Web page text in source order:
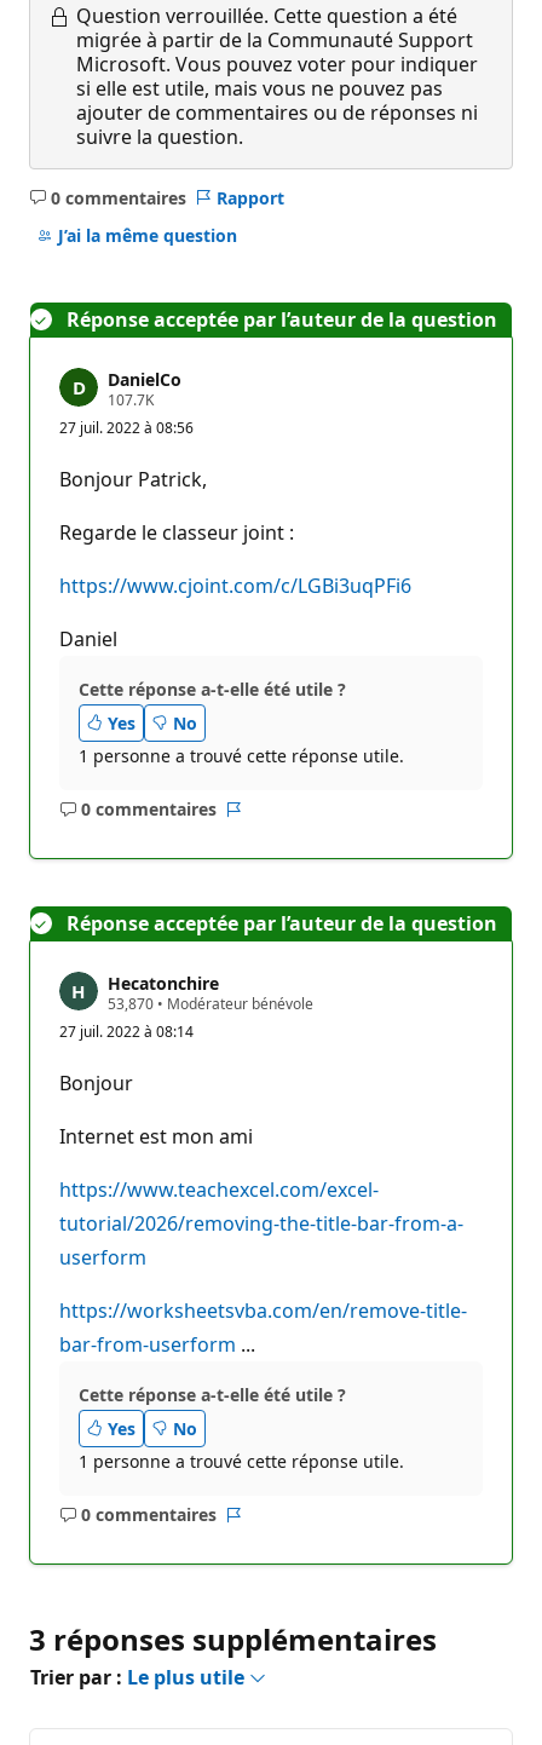
Question verrouillée. Cette question a été
migrée à partir de la Communauté Support
Microsoft. Vous pouvez voter pour indiquer
si elle est utile, mais vous ne pouvez pas
ajouter de commentaires ou de réponses ni
suivre la question.
0 commentaires
Aucun
commentaire
Rapport
J’ai la même question
Réponse acceptée par l’auteur de la question
DanielCo
107.7KP
t
s
e
r
p
u
o
n
27 juil. 2022 à 08:56
Bonjour Patrick,
Regarde le classeur joint :
https://www.cjoint.com/c/LGBi3uqPFi6
Daniel
Cette réponse a-t-elle été utile ?
Yes
No
1 personne a trouvé cette réponse utile.
0 commentaires
Aucun
Réponse acceptée par l’auteur de la question
Hecatonchire
53,870 P
i
e
r
p
u
t
n
• Modérateur bénévole
27 juil. 2022 à 08:14
Bonjour
Internet est mon ami
https://www.teachexcel.com/excel-
tutorial/2026/removing-the-title-bar-from-a-
userform
https://worksheetsvba.com/en/remove-title-
bar-from-userform ...
Cette réponse a-t-elle été utile ?
Yes
No
1 personne a trouvé cette réponse utile.
0 commentaires
Aucun
3 réponses supplémentaires
Trier par : Le plus utile